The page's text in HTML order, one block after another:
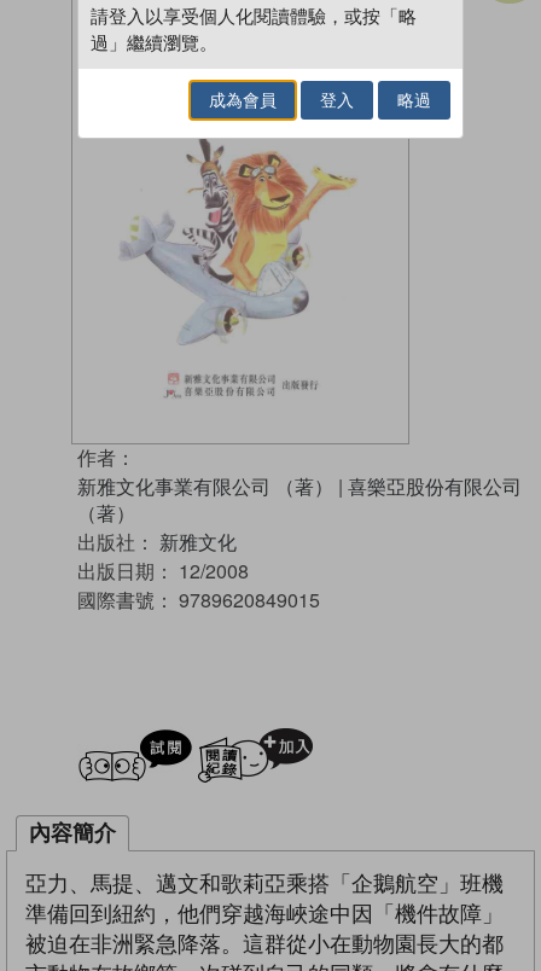
作者：
新雅文化事業有限公司 （著）
| 喜樂亞股份有限公司
（著）
出版社： 新雅文化
出版日期： 12/2008
國際書號： 9789620849015
試閲
內容簡介
亞力、馬提、邁文和歌莉亞乘搭「企鵝航空」班機
準備回到紐約，他們穿越海峽途中因「機件故障」
被迫在非洲緊急降落。這群從小在動物園長大的都
請登入以享受個人化閱讀體驗，或按「略
過」繼續瀏覽。
成為會員 登入 略過